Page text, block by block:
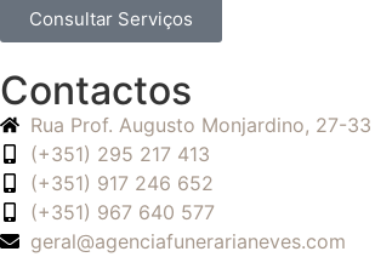
Consultar Serviços
Contactos
Rua Prof. Augusto Monjardino, 27-
(+351) 295 217 413
(+351) 917 246 652
(+351) 967 640 577
geral@agenciafunerarianeves.com